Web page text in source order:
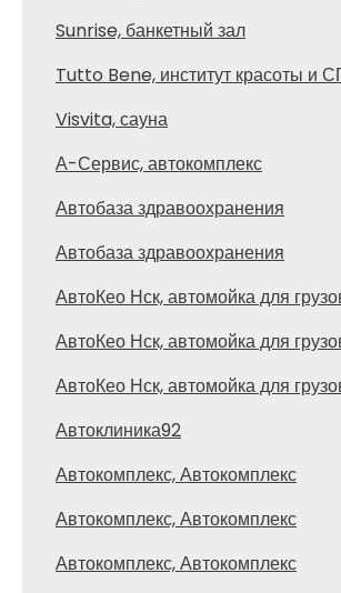
Sunrise, банкетный зал
Tutto Bene, институт красоты и
Visvita, сауна
А-Сервис, автокомплекс
Автобаза здравоохранения
Автобаза здравоохранения
АвтоКео Нск, автомойка для
АвтоКео Нск, автомойка для
АвтоКео Нск, автомойка для
Автоклиника92
Автокомплекс, Автокомплекс
Автокомплекс, Автокомплекс
Автокомплекс, Автокомплекс